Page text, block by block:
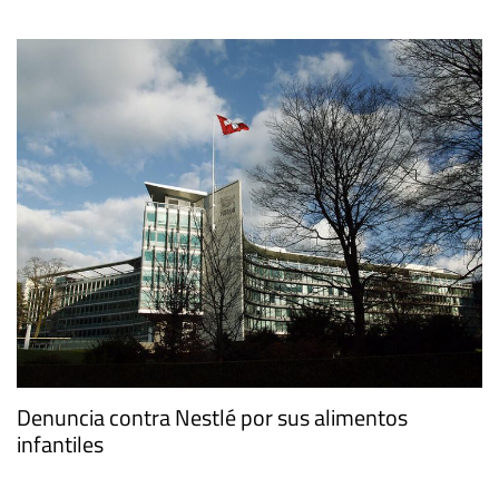
Denuncia contra Nestlé por sus alimentos
infantiles